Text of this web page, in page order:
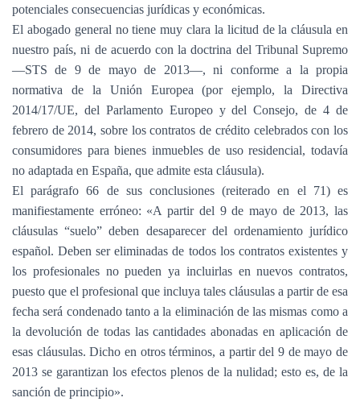
potenciales consecuencias jurídicas y económicas.
El abogado general no tiene muy clara la licitud de la cláusula en
nuestro país, ni de acuerdo con la doctrina del Tribunal Supremo
—STS de 9 de mayo de 2013—, ni conforme a la propia
normativa de la Unión Europea (por ejemplo, la Directiva
2014/17/UE, del Parlamento Europeo y del Consejo, de 4 de
febrero de 2014, sobre los contratos de crédito celebrados con los
consumidores para bienes inmuebles de uso residencial, todavía
no adaptada en España, que admite esta cláusula).
El parágrafo 66 de sus conclusiones (reiterado en el 71) es
manifiestamente erróneo: «A partir del 9 de mayo de 2013, las
cláusulas “suelo” deben desaparecer del ordenamiento jurídico
español. Deben ser eliminadas de todos los contratos existentes y
los profesionales no pueden ya incluirlas en nuevos contratos,
puesto que el profesional que incluya tales cláusulas a partir de esa
fecha será condenado tanto a la eliminación de las mismas como a
la devolución de todas las cantidades abonadas en aplicación de
esas cláusulas. Dicho en otros términos, a partir del 9 de mayo de
2013 se garantizan los efectos plenos de la nulidad; esto es, de la
sanción de principio».